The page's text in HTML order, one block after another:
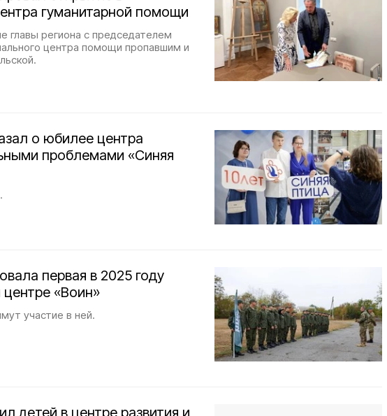
гуманитарной помощи
главы региона с председателем
центра помощи пропавшим и
о юбилее центра
проблемами «Синяя
первая в 2025 году
«Воин»
участие в ней.
детей в центре развития и